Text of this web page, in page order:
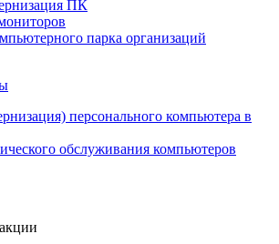
ПК
парка организаций
персонального компьютера в
обслуживания компьютеров